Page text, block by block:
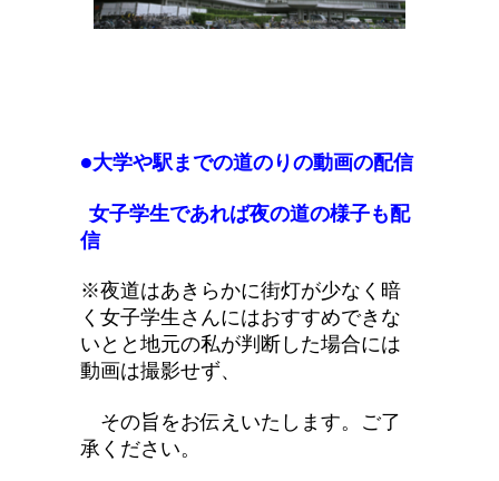
●大学や駅までの道のりの動画の配信
女子学生であれば夜の道の様子も配
信
※夜道はあきらかに街灯が少なく暗
く女子学生さんにはおすすめできな
いとと地元の私が判断した場合には
動画は撮影せず、
その旨をお伝えいたします。ご了
承ください。